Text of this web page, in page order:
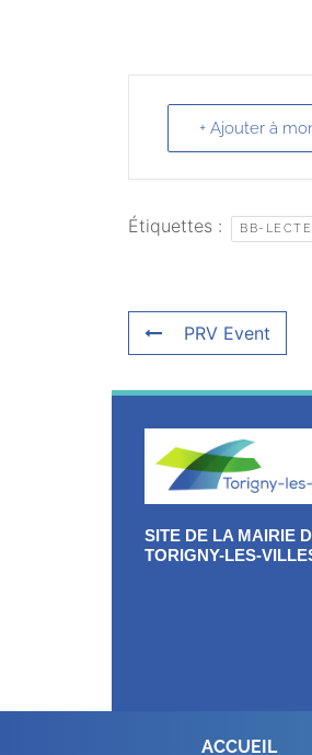
+ Ajouter à
Étiquettes : BB-
PRV Event
SITE DE LA MAIRIE
TORIGNY-LES-
ACCUEIL